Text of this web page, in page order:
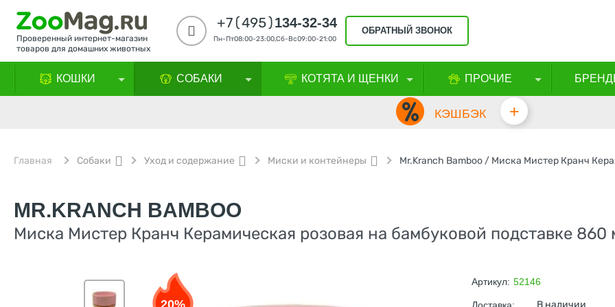
Проверенный интернет-магазин
товаров для домашних животных
+7(495)134-32-34
Пн-Пт08:00-23:00,Сб-Вс09:00-21:00
ОБРАТНЫЙ ЗВОНОК
КОШКИ СОБАКИ КОТЯТА И ЩЕНКИ ПРОЧИЕ
КЭШБЭК +
Главная Собаки Уход и содержание Миски и контейнеры
MR.KRANCH BAMBOO
Миска Мистер Кранч Керамическая розовая на бамбуковой подставке 860
20%
Артикул: 52146
В наличии